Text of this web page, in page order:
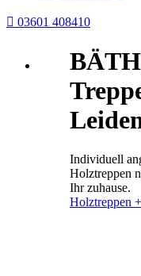
 03601 408410
Individuell
Holztreppen
Ihr zuhause.
Holztreppen